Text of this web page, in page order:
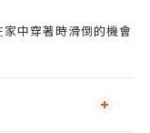
中穿著時滑倒的機會